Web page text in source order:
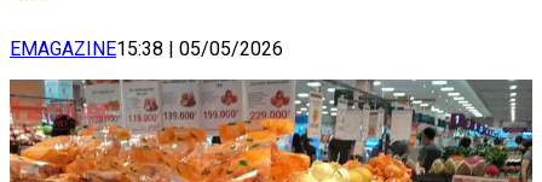
EMAGAZINE15:38 05/05/2026